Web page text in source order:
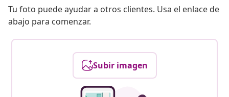
Tu foto puede ayudar a otros clientes. Usa el enlace de
abajo para comenzar.
Subir imagen